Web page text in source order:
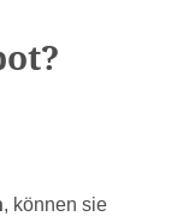
, können sie